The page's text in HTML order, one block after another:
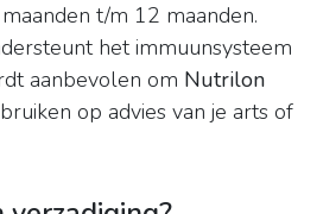
t/m 12 maanden.
het immuunsysteem
aanbevolen om Nutrilon
op advies van je arts of